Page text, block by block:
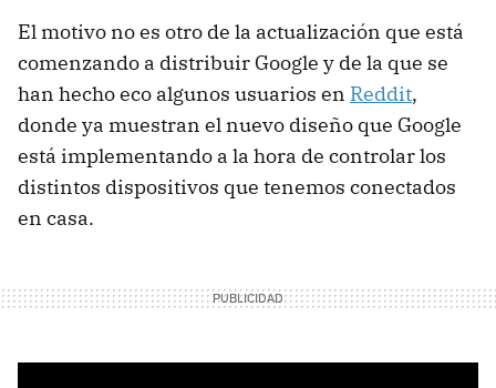
El motivo no es otro de la actualización que está
comenzando a distribuir Google y de la que se
han hecho eco algunos usuarios en Reddit,
donde ya muestran el nuevo diseño que Google
está implementando a la hora de controlar los
distintos dispositivos que tenemos conectados
en casa.